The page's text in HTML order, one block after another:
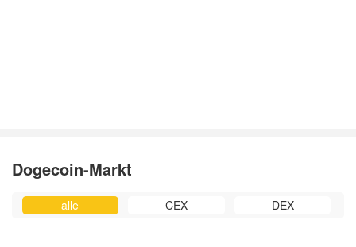
Dogecoin-Markt
alle CEX DEX